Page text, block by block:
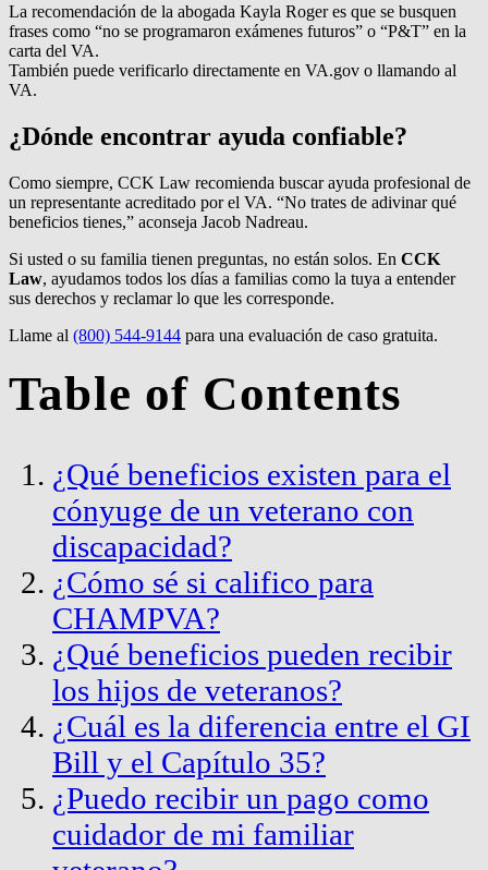
La recomendación de la abogada Kayla Roger es que se busquen
frases como “no se programaron exámenes futuros” o “P&T” en la
carta del VA.
También puede verificarlo directamente en VA.gov o llamando al
VA.
¿Dónde encontrar ayuda confiable?
Como siempre, CCK Law recomienda buscar ayuda profesional de
un representante acreditado por el VA. “No trates de adivinar qué
beneficios tienes,” aconseja Jacob Nadreau.
Si usted o su familia tienen preguntas, no están solos. En CCK
Law, ayudamos todos los días a familias como la tuya a entender
sus derechos y reclamar lo que les corresponde.
Llame al (800) 544-9144 para una evaluación de caso gratuita.
Table of Contents
¿Qué beneficios existen para el
cónyuge de un veterano con
discapacidad?
¿Cómo sé si califico para
CHAMPVA?
¿Qué beneficios pueden recibir
los hijos de veteranos?
¿Cuál es la diferencia entre el GI
Bill y el Capítulo 35?
¿Puedo recibir un pago como
cuidador de mi familiar